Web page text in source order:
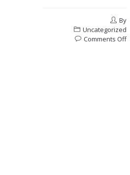
By
Uncategorized
Comments Offon